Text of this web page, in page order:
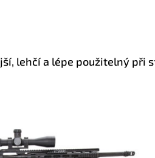
lehčí a lépe použitelný při